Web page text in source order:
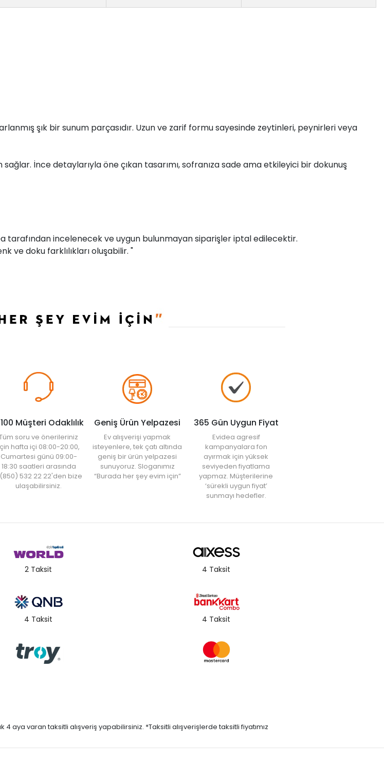
şık bir sunum parçasıdır. Uzun ve zarif formu sayesinde zeytinleri, peynirleri veya
İnce detaylarıyla öne çıkan tasarımı, sofranıza sade ama etkileyici bir dokunuş
tarafından incelenecek ve uygun bulunmayan siparişler iptal edilecektir.
ve doku farklılıkları oluşabilir. "
Müşteri Odaklılık
soru ve önerileriniz
hafta içi 08:00-20:00,
Cumartesi günü 09:00-
18:30 saatleri arasında
532 22 22'den bize
ulaşabilirsiniz.
Geniş Ürün Yelpazesi
Ev alışverişi yapmak
isteyenlere, tek çatı altında
geniş bir ürün yelpazesi
sunuyoruz. Sloganımız
“Burada her şey evim için”
365 Gün Uygun Fiyat
Evidea agresif
kampanyalara fon
ayırmak için yüksek
seviyeden fiyatlama
yapmaz. Müşterilerine
‘sürekli uygun fiyat’
sunmayı hedefler.
2 Taksit 4 Taksit
4 Taksit 4 Taksit
aya varan taksitli alışveriş yapabilirsiniz. *Taksitli alışverişlerde taksitli fiyatımız